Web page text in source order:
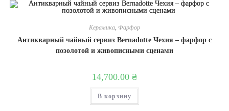
Керамика Фарфор
Антикварный чайный сервиз Bernadotte Чехия – фарфор с
позолотой и живописными сценами
14,700.00 ₴
В корзину